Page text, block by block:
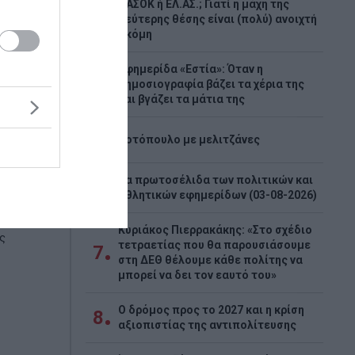
η
ΠΑΣΟΚ ή ΕΛ.ΑΣ.; Γιατί η μάχη της
δεύτερης θέσης είναι (πολύ) ανοιχτή
ακόμη
Εφημερίδα «Εστία»: Όταν η
δημοσιογραφία βάζει τα χέρια της
και βγάζει τα μάτια της
Κοτόπουλο με μελιτζάνες
Τα πρωτοσέλιδα των πολιτικών και
αθλητικών εφημερίδων (03-08-2026)
7
Κυριάκος Πιερρακάκης: «Στο σχέδιο
τετραετίας που θα παρουσιάσουμε
στη ΔΕΘ θέλουμε κάθε πολίτης να
μπορεί να δει τον εαυτό του»
8
Ο δρόμος προς το 2027 και η κρίση
αξιοπιστίας της αντιπολίτευσης